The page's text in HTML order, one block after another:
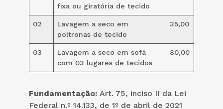
fixa ou giratória de tecido
02
Lavagem a seco em
poltronas de tecido
35,00
03
Lavagem a seco em sofá
com 03 lugares de tecidos
80,00
Fundamentação: Art. 75, inciso II da Lei
Federal n.º 14.133, de 1º de abril de 2021